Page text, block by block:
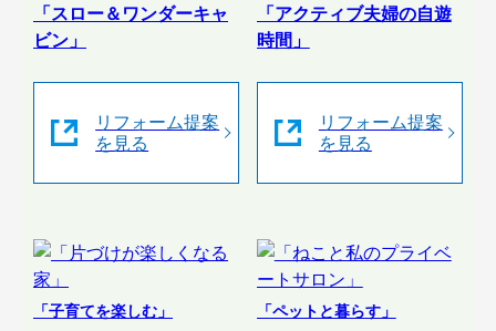
「スロー＆ワンダーキャ
ビン」
リフォーム提案
を見る
「アクティブ夫婦の自遊
時間」
リフォーム提案
を見る
「子育てを楽しむ」 「ペットと暮らす」